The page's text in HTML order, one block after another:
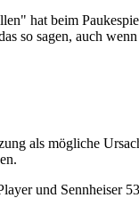
hat beim
so sagen, auch
als mögliche
und Sennheiser